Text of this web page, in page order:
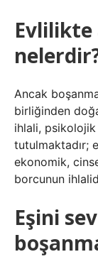
Evlilikte
Ancak
birliğinden
ihlali,
tutulmaktadır;
ekonomik,
borcunun
Eşini